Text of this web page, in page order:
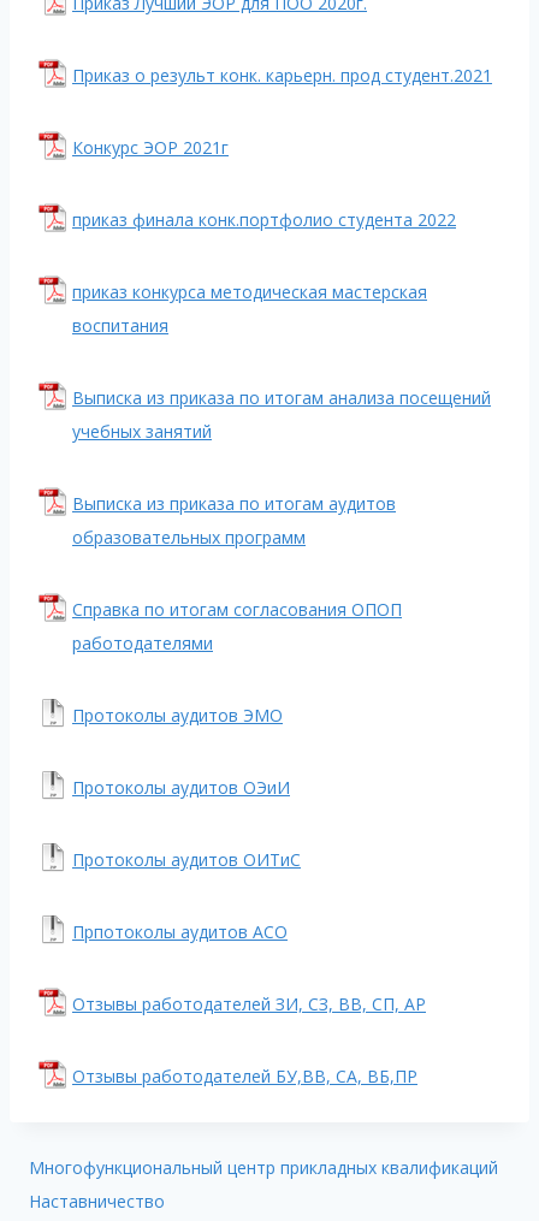
Приказ о результ конк. карьерн. прод студент.2021
Конкурс ЭОР 2021г
приказ финала конк.портфолио студента 2022
приказ конкурса методическая мастерская
воспитания
Выписка из приказа по итогам анализа посещений
учебных занятий
Выписка из приказа по итогам аудитов
образовательных программ
Справка по итогам согласования ОПОП
работодателями
Протоколы аудитов ЭМО
Протоколы аудитов ОЭиИ
Протоколы аудитов ОИТиС
Прпотоколы аудитов АСО
Отзывы работодателей ЗИ, СЗ, ВВ, СП, АР
Отзывы работодателей БУ,ВВ, СА, ВБ,ПР
Многофункциональный центр прикладных квалификаций
Наставничество